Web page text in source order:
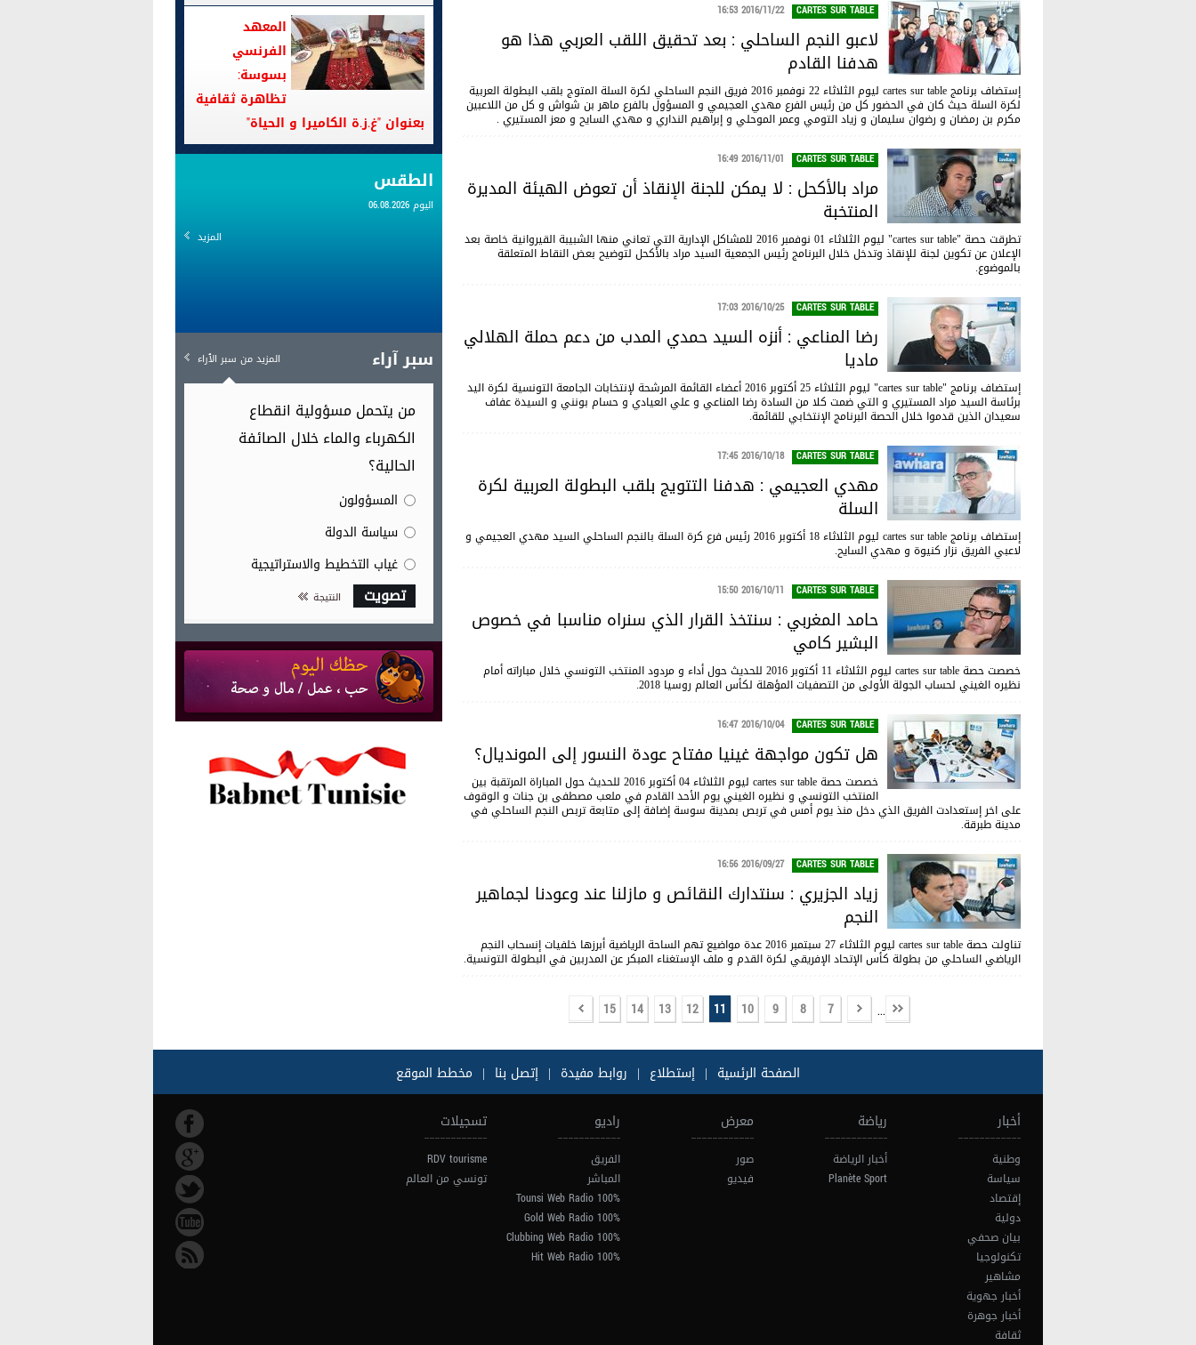
CARTES SUR TABLE
2016/11/22 16:53
لاعبو النجم الساحلي : بعد تحقيق اللقب العربي هذا هو
هدفنا القادم
إستضاف برنامج cartes sur table ليوم الثلاثاء 22 نوفمبر 2016 فريق النجم الساحلي لكرة السلة المتوج بلقب البطولة العربية
لكرة السلة حيث كان في الحضور كل من رئيس الفرع مهدي العجيمي و المسؤول بالفرع ماهر بن شواش و كل من اللاعبين
مكرم بن رمضان و رضوان سليمان و زياد التومي وعمر الموحلي و إبراهيم النداري و مهدي السايح و معز المستيري .
CARTES SUR TABLE
2016/11/01 16:49
مراد بالأكحل : لا يمكن للجنة الإنقاذ أن تعوض الهيئة المديرة
المنتخبة
تطرقت حصة "cartes sur table" ليوم الثلاثاء 01 نوفمبر 2016 للمشاكل الإدارية التي تعاني منها الشبيبة القيروانية خاصة بعد
الإعلان عن تكوين لجنة للإنقاذ وتدخل خلال البرنامج رئيس الجمعية السيد مراد بالأكحل لتوضيح بعض النقاط المتعلقة
بالموضوع.
CARTES SUR TABLE
2016/10/25 17:03
رضا المناعي : أنزه السيد حمدي المدب من دعم حملة الهلالي
ماديا
إستضاف برنامج "cartes sur table" ليوم الثلاثاء 25 أكتوبر 2016 أعضاء القائمة المرشحة لإنتخابات الجامعة التونسية لكرة اليد
برئاسة السيد مراد المستيري و التي ضمت كلا من السادة رضا المناعي و علي العيادي و حسام بونني و السيدة عفاف
سعيدان الذين قدموا خلال الحصة البرنامج الإنتخابي للقائمة.
CARTES SUR TABLE
2016/10/18 17:45
مهدي العجيمي : هدفنا التتويج بلقب البطولة العربية لكرة
السلة
إستضاف برنامج cartes sur table ليوم الثلاثاء 18 أكتوبر 2016 رئيس فرع كرة السلة بالنجم الساحلي السيد مهدي العجيمي و
لاعبي الفريق نزار كنيوة و مهدي السايح.
CARTES SUR TABLE
2016/10/11 15:50
حامد المغربي : سنتخذ القرار الذي سنراه مناسبا في خصوص
البشير كامي
خصصت حصة cartes sur table ليوم الثلاثاء 11 أكتوبر 2016 للحديث حول أداء و مردود المنتخب التونسي خلال مباراته أمام
نظيره الغيني لحساب الجولة الأولى من التصفيات المؤهلة لكأس العالم روسيا 2018.
CARTES SUR TABLE
2016/10/04 16:47
هل تكون مواجهة غينيا مفتاح عودة النسور إلى المونديال؟
خصصت حصة cartes sur table ليوم الثلاثاء 04 أكتوبر 2016 للحديث حول المباراة المرتقبة بين
المنتخب التونسي و نظيره الغيني يوم الأحد القادم في ملعب مصطفى بن جنات و الوقوف
على اخر إستعدادت الفريق الذي دخل منذ يوم أمس في تربص بمدينة سوسة إضافة إلى متابعة تربص النجم الساحلي في
مدينة طبرقة.
CARTES SUR TABLE
2016/09/27 16:56
زياد الجزيري : سنتدارك النقائص و مازلنا عند وعودنا لجماهير
النجم
تناولت حصة cartes sur table ليوم الثلاثاء 27 سبتمبر 2016 عدة مواضيع تهم الساحة الرياضية أبرزها خلفيات إنسحاب النجم
الرياضي الساحلي من بطولة كأس الإتحاد الإفريقي لكرة القدم و ملف الإستغناء المبكر عن المدربين في البطولة التونسية.
...
7
8
9
10
11
12
13
14
15
المعهد
الفرنسي
بسوسة:
تظاهرة ثقافية
بعنوان "غ.ز.ة الكاميرا و الحياة"
الطقس
اليوم 06.08.2026
المزيد
المزيد من سبر الٱراء سبر آراء
من يتحمل مسؤولية انقطاع
الكهرباء والماء خلال الصائفة
الحالية؟
المسؤولون
سياسة الدولة
غياب التخطيط والاستراتيجية
تصويت النتيجة
الصفحة الرئسية | إستطلاع | روابط مفيدة | إتصل بنا | مخطط الموقع
أخبار
وطنية
سياسة
إقتصاد
دولية
بيان صحفي
تكنولوجيا
مشاهير
أخبار جهوية
أخبار جوهرة
ثقافة
رياضة
أخبار الرياضة
Planète Sport
معرض
صور
فيديو
راديو
الفريق
المباشر
100% Tounsi Web Radio
100% Gold Web Radio
100% Clubbing Web Radio
100% Hit Web Radio
تسجيلات
RDV tourisme
تونسي من العالم